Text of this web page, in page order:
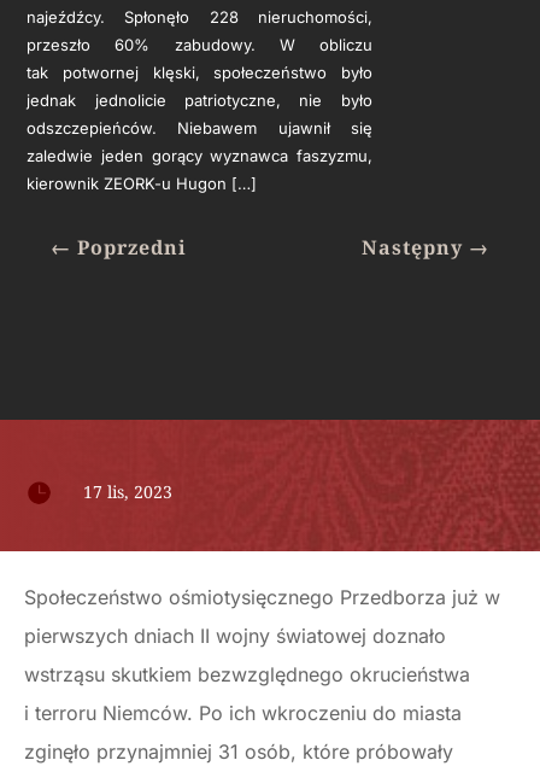
najeźdźcy. Spłonęło 228 nieruchomości,
przeszło 60% zabudowy. W obliczu
tak potwornej klęski, społeczeństwo było
jednak jednolicie patriotyczne, nie było
odszczepieńców. Niebawem ujawnił się
zaledwie jeden gorący wyznawca faszyzmu,
kierownik ZEORK-u Hugon […]
←Poprzedni Następny→
 17 lis, 2023
Społeczeństwo ośmiotysięcznego Przedborza już w
pierwszych dniach II wojny światowej doznało
wstrząsu skutkiem bezwzględnego okrucieństwa
i terroru Niemców. Po ich wkroczeniu do miasta
zginęło przynajmniej 31 osób, które próbowały